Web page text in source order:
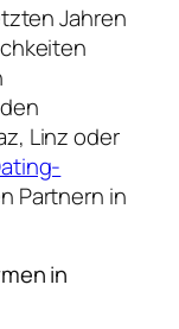
Jahren
Linz oder
Partnern in
in